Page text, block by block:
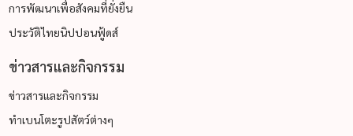
การพัฒนาเพื่อสังคมที่ยั่งยืน
ประวัติไทยนิปปอนฟู้ดส์
ข่าวสารและกิจกรรม
ข่าวสารและกิจกรรม
ทำเบนโตะรูปสัตว์ต่างๆ